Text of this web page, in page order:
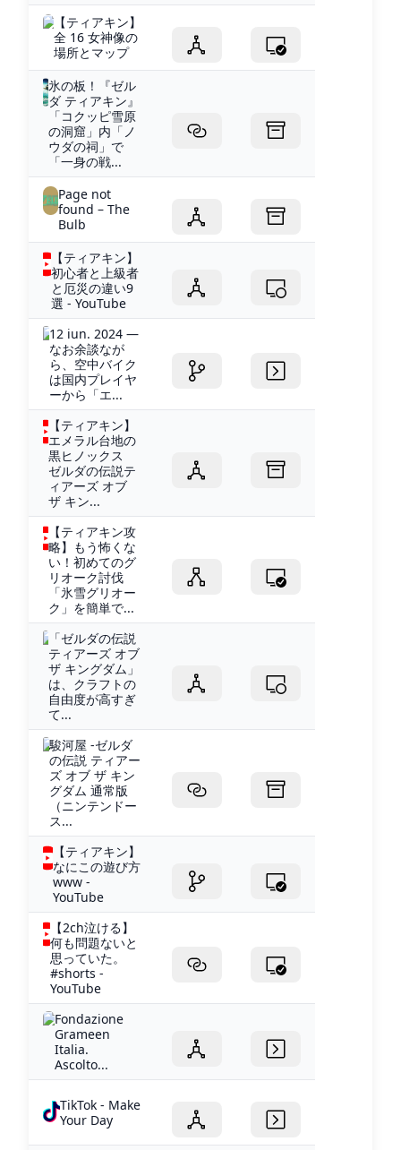
【ティアキン】
全 16 女神像の
場所とマップ
氷の板！『ゼル
ダ ティアキン』
「コクッピ雪原
の洞窟」内「ノ
ウダの祠」で
「一身の戦...
Page not
found – The
Bulb
【ティアキン】
初心者と上級者
と厄災の違い9
選 - YouTube
12 iun. 2024 —
なお余談なが
ら、空中バイク
は国内プレイヤ
ーから「エ...
【ティアキン】
エメラル台地の
黒ヒノックス
ゼルダの伝説テ
ィアーズ オブ
ザ キン...
【ティアキン攻
略】もう怖くな
い！初めてのグ
リオーク討伐
「氷雪グリオー
ク」を簡単で...
「ゼルダの伝説
ティアーズ オブ
ザ キングダム」
は、クラフトの
自由度が高すぎ
て...
駿河屋 -ゼルダ
の伝説 ティアー
ズ オブ ザ キン
グダム 通常版
（ニンテンドー
ス...
【ティアキン】
なにこの遊び方
www -
YouTube
【2ch泣ける】
何も問題ないと
思っていた。
#shorts -
YouTube
Fondazione
Grameen
Italia.
Ascolto...
TikTok - Make
Your Day